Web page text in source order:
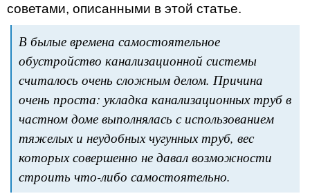
советами, описанными в этой статье.
В былые времена самостоятельное
обустройство канализационной системы
считалось очень сложным делом. Причина
очень проста: укладка канализационных труб в
частном доме выполнялась с использованием
тяжелых и неудобных чугунных труб, вес
которых совершенно не давал возможности
строить что-либо самостоятельно.